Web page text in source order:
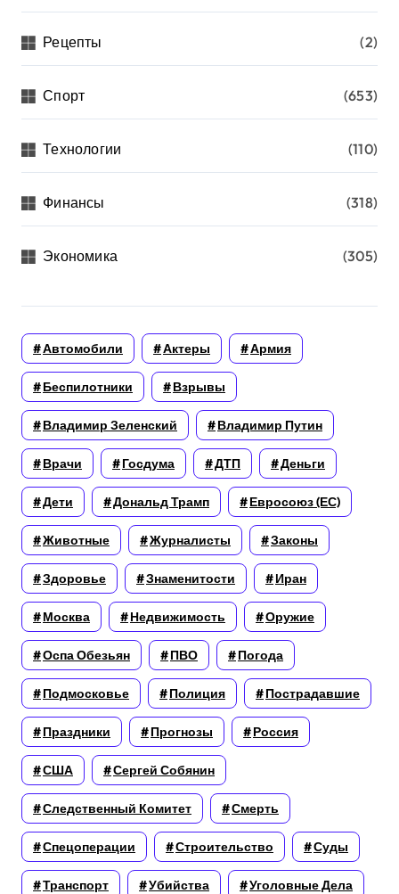
Рецепты (2)
Спорт (653)
Технологии (110)
Финансы (318)
Экономика (305)
Автомобили Актеры Армия
Беспилотники Взрывы
Владимир Зеленский Владимир Путин
Врачи Госдума ДТП Деньги
Дети Дональд Трамп Евросоюз (ЕС)
Животные Журналисты Законы
Здоровье Знаменитости Иран
Москва Недвижимость Оружие
Оспа Обезьян ПВО Погода
Подмосковье Полиция Пострадавшие
Праздники Прогнозы Россия
США Сергей Собянин
Следственный Комитет Смерть
Спецоперации Строительство Суды
Транспорт Убийства Уголовные Дела